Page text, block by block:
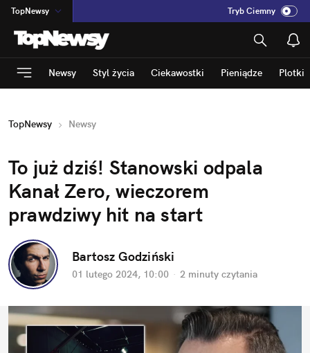
TopNewsy
na:Temat
INN:Poland
ASZ:dziennik
dad:HERO
Tryb Ciemny
Newsy Styl życia Ciekawostki Pieniądze Plotki
TopNewsy Newsy
To już dziś! Stanowski odpala
Kanał Zero, wieczorem
prawdziwy hit na start
Bartosz Godziński
01 lutego 2024, 10:00 · 2 minuty czytania